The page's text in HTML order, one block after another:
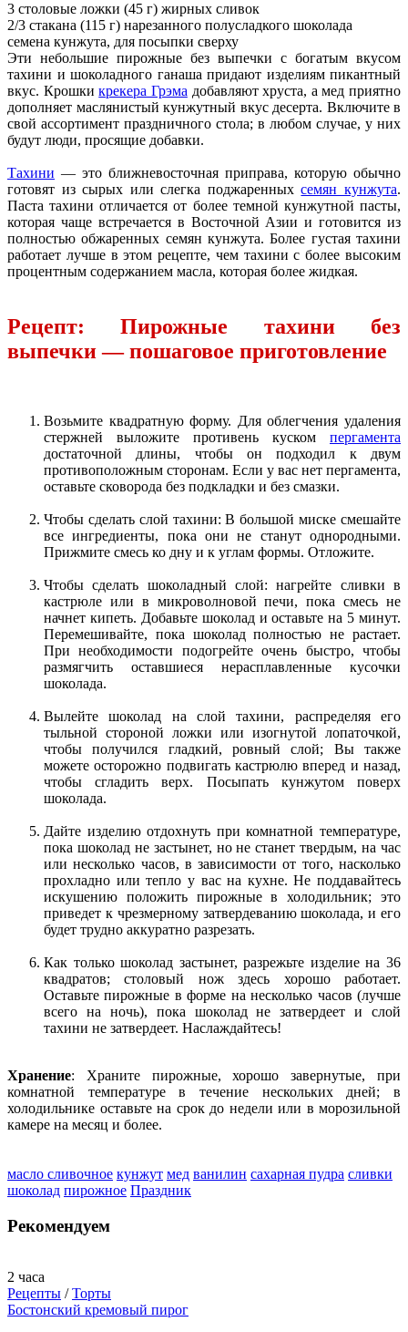
3 столовые ложки (45 г) жирных сливок
2/3 стакана (115 г) нарезанного полусладкого шоколада
семена кунжута, для посыпки сверху
Эти небольшие пирожные без выпечки с богатым вкусом
тахини и шоколадного ганаша придают изделиям пикантный
вкус. Крошкикрекера Грэма добавляют хруста, а мед приятно
дополняет маслянистый кунжутный вкус десерта. Включите в
свой ассортимент праздничного стола; в любом случае, у них
будут люди, просящие добавки.
Тахини — это ближневосточная приправа, которую обычно
готовят из сырых или слегка поджаренныхсемян кунжута.
Паста тахини отличается от более темной кунжутной пасты,
которая чаще встречается в Восточной Азии и готовится из
полностью обжаренных семян кунжута. Более густая тахини
работает лучше в этом рецепте, чем тахини с более высоким
процентным содержанием масла, которая более жидкая.
Рецепт: Пирожные тахини без
выпечки — пошаговое приготовление
Возьмите квадратную форму. Для облегчения удаления
стержней выложите противень куском пергамента
достаточной длины, чтобы он подходил к двум
противоположным сторонам. Если у вас нет пергамента,
оставьте сковорода без подкладки и без смазки.
Чтобы сделать слой тахини: В большой миске смешайте
все ингредиенты, пока они не станут однородными.
Прижмите смесь ко дну и к углам формы. Отложите.
Чтобы сделать шоколадный слой: нагрейте сливки в
кастрюле или в микроволновой печи, пока смесь не
начнет кипеть. Добавьте шоколад и оставьте на 5 минут.
Перемешивайте, пока шоколад полностью не растает.
При необходимости подогрейте очень быстро, чтобы
размягчить оставшиеся нерасплавленные кусочки
шоколада.
Вылейте шоколад на слой тахини, распределяя его
тыльной стороной ложки или изогнутой лопаточкой,
чтобы получился гладкий, ровный слой; Вы также
можете осторожно подвигать кастрюлю вперед и назад,
чтобы сгладить верх. Посыпать кунжутом поверх
шоколада.
Дайте изделию отдохнуть при комнатной температуре,
пока шоколад не застынет, но не станет твердым, на час
или несколько часов, в зависимости от того, насколько
прохладно или тепло у вас на кухне. Не поддавайтесь
искушению положить пирожные в холодильник; это
приведет к чрезмерному затвердеванию шоколада, и его
будет трудно аккуратно разрезать.
Как только шоколад застынет, разрежьте изделие на 36
квадратов; столовый нож здесь хорошо работает.
Оставьте пирожные в форме на несколько часов (лучше
всего на ночь), пока шоколад не затвердеет и слой
тахини не затвердеет. Наслаждайтесь!
Хранение: Храните пирожные, хорошо завернутые, при
комнатной температуре в течение нескольких дней; в
холодильнике оставьте на срок до недели или в морозильной
камере на месяц и более.
масло сливочное кунжут мед ванилин сахарная пудра сливки
шоколад пирожное Праздник
Рекомендуем
2 часа
Рецепты /Торты
Бостонский кремовый пирог